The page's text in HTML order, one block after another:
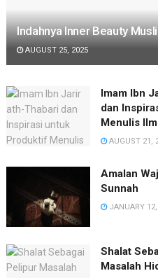
Indahnya Inner Beauty
AUGUST 25, 2025
Imam Ibn
dan
Menulis
AUGUST 21,
Amalan
Sunnah
JANUARY
Shalat
Masalah